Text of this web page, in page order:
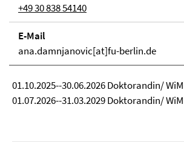
+49 30 838 54140
E-Mail
ana.damnjanovic[at]fu-berlin.de
01.10.2025--30.06.2026 Doktorandin/
01.07.2026--31.03.2029 Doktorandin/